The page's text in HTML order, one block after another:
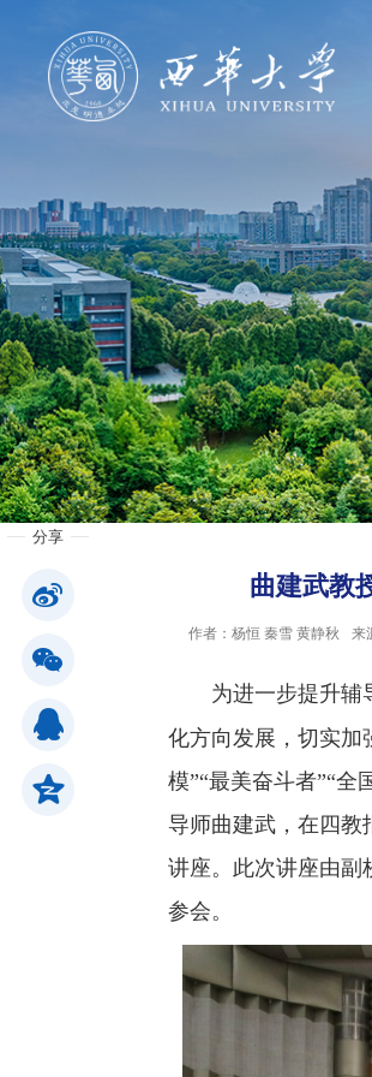
机构设置
人才培养
科学研究
招生就业
合作交流
公共服务
分享
曲建武教
作者：杨恒 秦雪 黄静秋 来
为进一步提升辅
化方向发展，切实加
模”“最美奋斗者”“
导师曲建武，在四教
讲座。此次讲座由副
参会。